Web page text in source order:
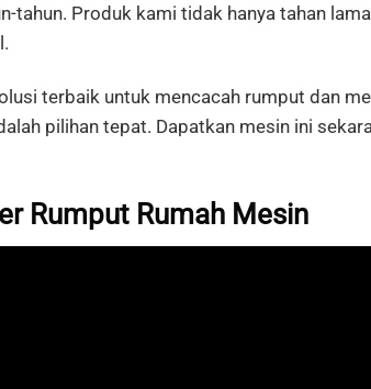
tahun. Produk kami tidak hanya tahan
terbaik untuk mencacah rumput dan
pilihan tepat. Dapatkan mesin ini
Rumput Rumah Mesin